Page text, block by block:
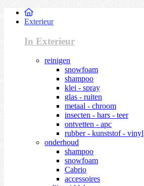
Exterieur
In Exterieur
reinigen
snowfoam
shampoo
klei - spray
glas - ruiten
metaal - chroom
insecten - hars - teer
ontvetten - apc
rubber - kunststof - vinyl
onderhoud
shampoo
snowfoam
Cabrio
accessoires